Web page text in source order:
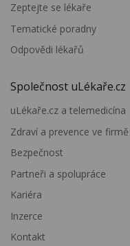
Zeptejte se lékaře
Tematické poradny
Odpovědi lékařů
Společnost uLékaře.cz
uLékaře.cz a telemedicína
Zdraví a prevence ve firmě
Bezpečnost
Partneři a spolupráce
Kariéra
Inzerce
Kontakt